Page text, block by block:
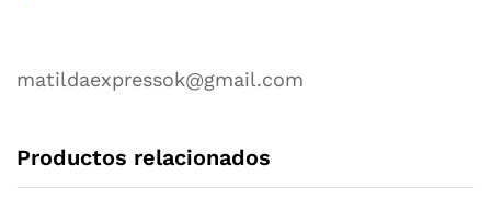
matildaexpressok@gmail.com
Productos relacionados